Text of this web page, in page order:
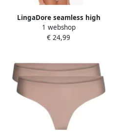
LingaDore seamless high
waist corrigerende slip
beige
1 webshop
€ 24,99